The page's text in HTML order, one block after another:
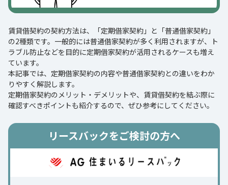
賃貸借契約の契約方法は、「定期借家契約」と「普通借家契約」
の2種類です。一般的には普通借家契約が多く利用されますが、ト
ラブル防止などを目的に定期借家契約が活用されるケースも増え
ています。
本記事では、定期借家契約の内容や普通借家契約との違いをわか
りやすく解説します。
定期借家契約のメリット・デメリットや、賃貸借契約を結ぶ際に
確認すべきポイントも紹介するので、ぜひ参考にしてください。
リースバックをご検討の方へ